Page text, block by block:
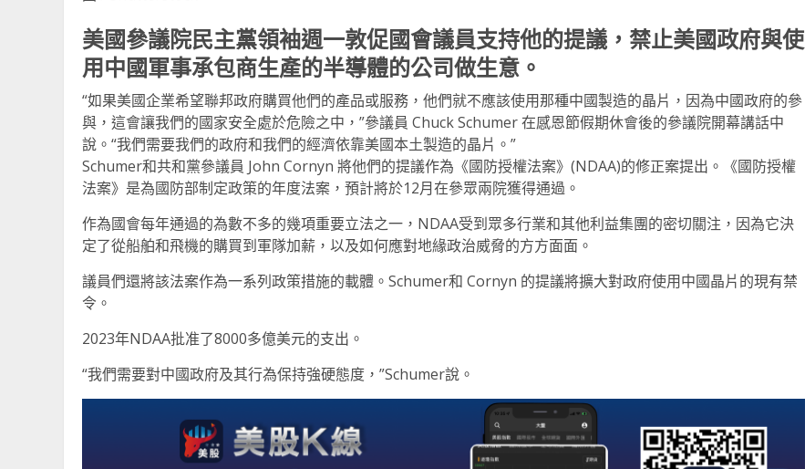
美國參議院民主黨領袖週一敦促國會議員支持他的提議，禁止美國政府與使
用中國軍事承包商生產的半導體的公司做生意。
“如果美國企業希望聯邦政府購買他們的產品或服務，他們就不應該使用那種中國製造的晶片，因為中國政府的參
與，這會讓我們的國家安全處於危險之中，”參議員 Chuck Schumer 在感恩節假期休會後的參議院開幕講話中
說。“我們需要我們的政府和我們的經濟依靠美國本土製造的晶片。”
Schumer和共和黨參議員 John Cornyn 將他們的提議作為《國防授權法案》(NDAA)的修正案提出。《國防授權
法案》是為國防部制定政策的年度法案，預計將於12月在參眾兩院獲得通過。
作為國會每年通過的為數不多的幾項重要立法之一，NDAA受到眾多行業和其他利益集團的密切關注，因為它決
定了從船舶和飛機的購買到軍隊加薪，以及如何應對地緣政治威脅的方方面面。
議員們還將該法案作為一系列政策措施的載體。Schumer和 Cornyn 的提議將擴大對政府使用中國晶片的現有禁
令。
2023年NDAA批准了8000多億美元的支出。
“我們需要對中國政府及其行為保持強硬態度，”Schumer說。